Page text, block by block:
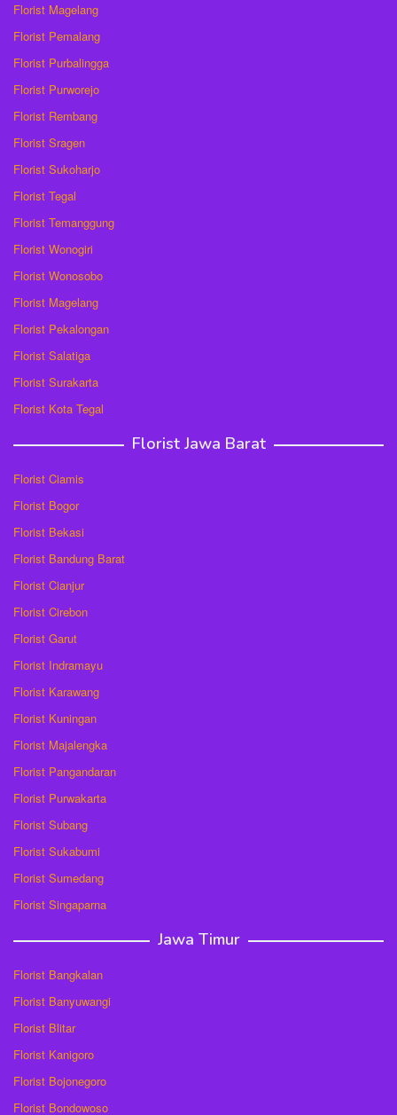
Florist Magelang
Florist Pemalang
Florist Purbalingga
Florist Purworejo
Florist Rembang
Florist Sragen
Florist Sukoharjo
Florist Tegal
Florist Temanggung
Florist Wonogiri
Florist Wonosobo
Florist Magelang
Florist Pekalongan
Florist Salatiga
Florist Surakarta
Florist Kota Tegal
Florist Jawa Barat
Florist Ciamis
Florist Bogor
Florist Bekasi
Florist Bandung Barat
Florist Cianjur
Florist Cirebon
Florist Garut
Florist Indramayu
Florist Karawang
Florist Kuningan
Florist Majalengka
Florist Pangandaran
Florist Purwakarta
Florist Subang
Florist Sukabumi
Florist Sumedang
Florist Singaparna
Jawa Timur
Florist Bangkalan
Florist Banyuwangi
Florist Blitar
Florist Kanigoro
Florist Bojonegoro
Florist Bondowoso